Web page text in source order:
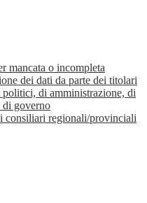
mancata o incompleta
dei dati da parte dei titolari
di amministrazione, di
di governo
consiliari regionali/provinciali